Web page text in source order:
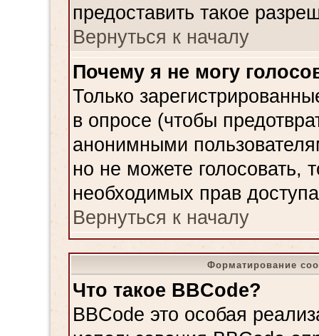
предоставить такое
Вернуться к началу
Почему я не могу
Только
в опросе (чтобы
анонимными
но не можете голосовать,
необходимых прав
Вернуться к началу
Форматирование
Что такое BBCode?
BBCode это особая